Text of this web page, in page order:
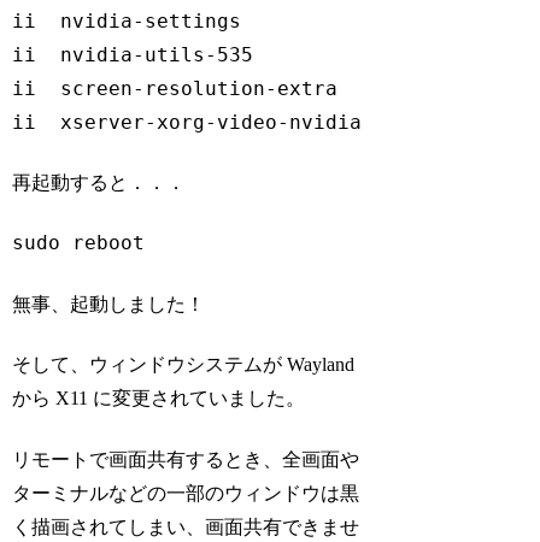
ii  nvidia-settings
ii  nvidia-utils-535
ii  screen-resolution-extra
ii  xserver-xorg-video-nvidia-535
再起動すると．．．
sudo reboot
無事、起動しました！
そして、ウィンドウシステムが Wayland
から X11 に変更されていました。
リモートで画面共有するとき、全画面や
ターミナルなどの一部のウィンドウは黒
く描画されてしまい、画面共有できませ